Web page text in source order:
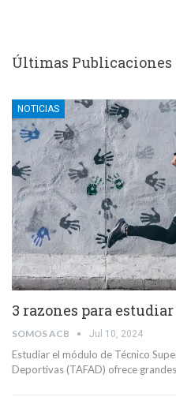
Últimas Publicaciones
NOTICIAS
3 razones para estudiar
SOMOS ACB Jul 10, 2024
Estudiar el módulo de Técnico
Deportivas (TAFAD) ofrece